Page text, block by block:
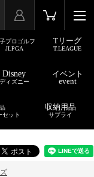
プロゴルフ
JLPGA
Tリーグ
T.LEAGUE
Disney
ディズニー
イベント
event
セット
収納用品
サプライ